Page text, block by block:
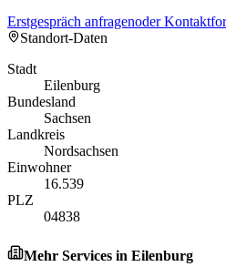
Erstgespräch anfragenoder
Standort-Daten
Stadt
Eilenburg
Bundesland
Sachsen
Landkreis
Nordsachsen
Einwohner
16.539
PLZ
04838
Mehr Services in Eilenburg